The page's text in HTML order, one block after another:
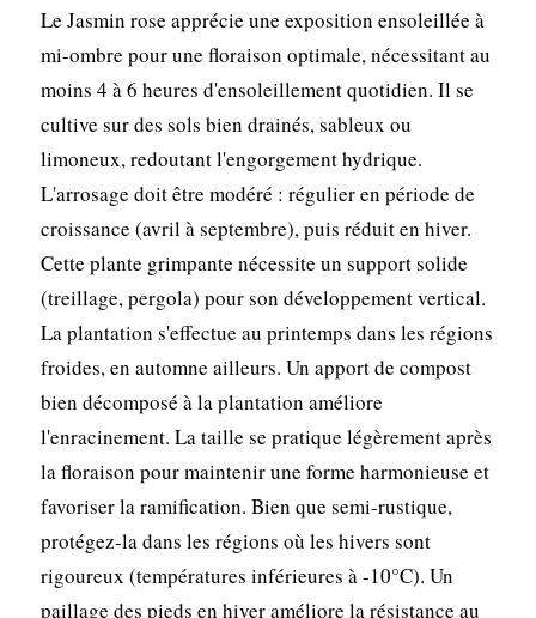
Le Jasmin rose apprécie une exposition ensoleillée à
mi-ombre pour une floraison optimale, nécessitant au
moins 4 à 6 heures d'ensoleillement quotidien. Il se
cultive sur des sols bien drainés, sableux ou
limoneux, redoutant l'engorgement hydrique.
L'arrosage doit être modéré : régulier en période de
croissance (avril à septembre), puis réduit en hiver.
Cette plante grimpante nécessite un support solide
(treillage, pergola) pour son développement vertical.
La plantation s'effectue au printemps dans les régions
froides, en automne ailleurs. Un apport de compost
bien décomposé à la plantation améliore
l'enracinement. La taille se pratique légèrement après
la floraison pour maintenir une forme harmonieuse et
favoriser la ramification. Bien que semi-rustique,
protégez-la dans les régions où les hivers sont
rigoureux (températures inférieures à -10°C). Un
paillage des pieds en hiver améliore la résistance au